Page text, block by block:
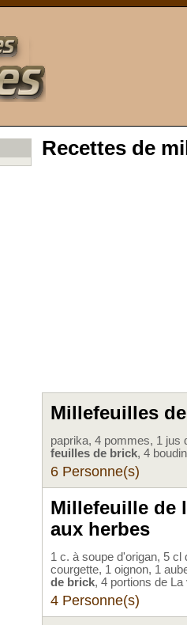
Recettes de
Millefeuilles
paprika, 4 pommes, 1 jus
feuilles de brick, 4
6 Personne(s)
Millefeuille de
aux herbes
1 c. à soupe d'origan, 5 cl
courgette, 1 oignon, 1
de brick, 4 portions de
4 Personne(s)